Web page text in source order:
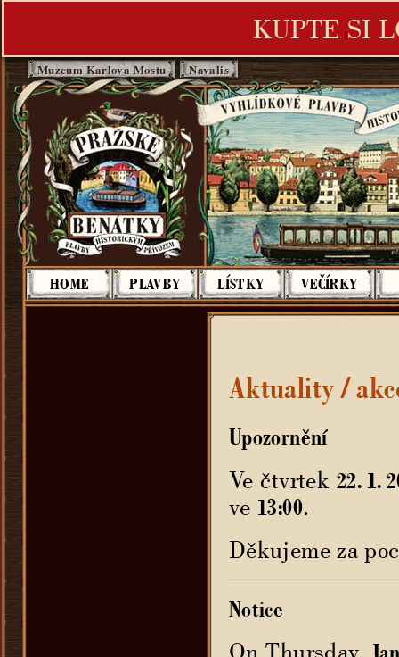
Muzeum Karlova Mostu Navalis
Pražské Benátky - Plavby
HOME PLAVBY LÍSTKY VEČÍRKY
Aktuality /
Upozornění
Ve čtvrtek 22. 1.
ve 13:00.
Děkujeme za
Notice
KUPTE SI